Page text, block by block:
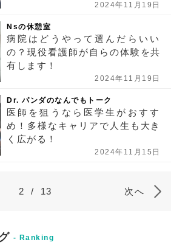
2024年11月19日
Nsの休憩室
病院はどうやって選んだらいい
の？現役看護師が自らの体験を共
有します！
2024年11月19日
Dr. パンダのなんでもトーク
医師を狙うなら医学生がおすす
め！多様なキャリアで人生も大き
く広がる！
2024年11月15日
2 / 13 次へ